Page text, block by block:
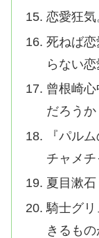
恋愛狂気
死ねば
らない
曾根崎
だろうか
『パル
チャメチ
夏目漱石
騎士グ
きるも